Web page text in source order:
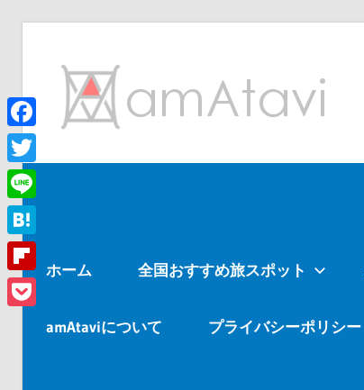
ン
ツ
へ
ス
キ
ッ
プ
を
旅
出
ホーム 全国おすすめ旅スポット
amAtaviについて プライバシーポリシー
Facebook
Twitter
Line
Hatena
Flipboard
Pocket